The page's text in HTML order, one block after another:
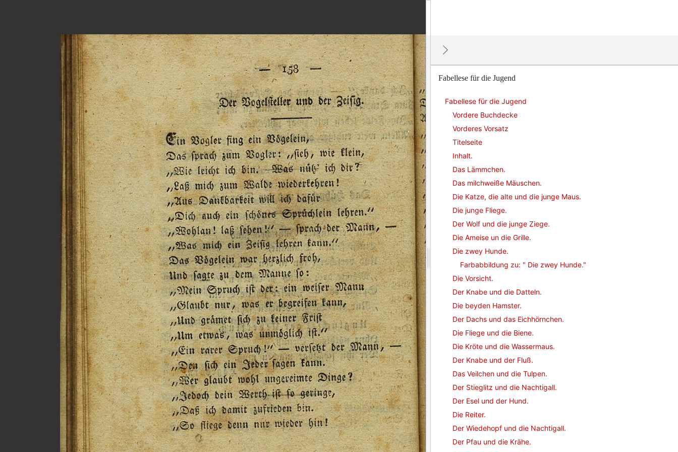
Fabellese für die Jugend
Fabellese für die Jugend
Vordere Buchdecke
Vorderes Vorsatz
Titelseite
Inhalt.
Das Lämmchen.
Das milchweiße Mäuschen.
Die Katze, die alte und die junge Maus.
Die junge Fliege.
Der Wolf und die junge Ziege.
Die Ameise un die Grille.
Die zwey Hunde.
Farbabbildung zu: " Die zwey Hunde."
Die Vorsicht.
Der Knabe und die Datteln.
Die beyden Hamster.
Der Dachs und das Eichhörnchen.
Die Fliege und die Biene.
Die Kröte und die Wassermaus.
Der Knabe und der Fluß.
Das Veilchen und die Tulpen.
Der Stieglitz und die Nachtigall.
Der Esel und der Hund.
Die Reiter.
Der Wiedehopf und die Nachtigall.
Der Pfau und die Krähe.